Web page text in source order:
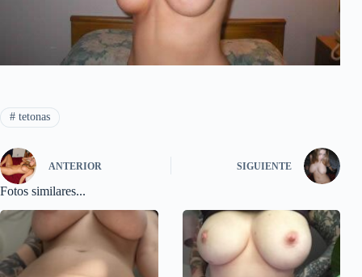
#tetonas
ANTERIOR SIGUIENTE
Fotos similares...